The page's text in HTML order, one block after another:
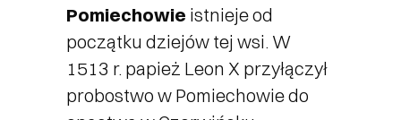
Pomiechowie istnieje od
początku dziejów tej wsi. W
1513 r. papież Leon X przyłączył
probostwo w Pomiechowie do